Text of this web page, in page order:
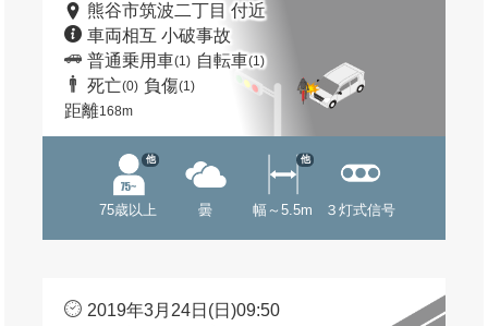
熊谷市筑波二丁目 付近
車両相互 小破事故
普通乗用車(1) 自転車(1)
死亡(0) 負傷(1)
距離168m
75歳以上
他
曇 幅～5.5m
他
３灯式信号
2019年3月24日(日)09:50